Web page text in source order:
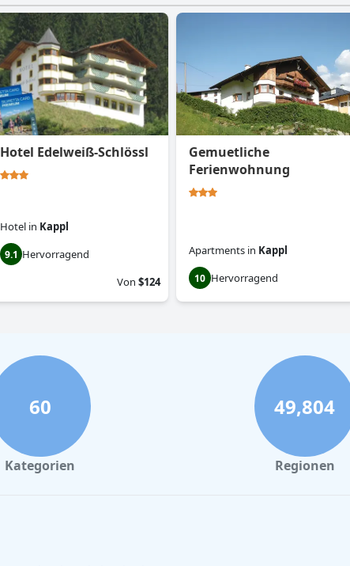
Hotel Edelweiß-Schlössl
Hotel in Kappl
9.1 Hervorragend
Von $124
Gemuetliche
Ferienwohnung
Apartments in Kappl
10 Hervorragend
60
Kategorien
49,804
Regionen